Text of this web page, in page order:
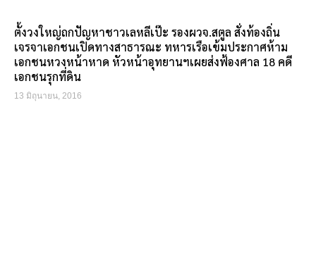
ตั้งวงใหญ่ถกปัญหาชาวเลหลีเป๊ะ รองผวจ.สตูล สั่งท้องถิ่น
เจรจาเอกชนเปิดทางสาธารณะ ทหารเรือเข้มประกาศห้าม
เอกชนหวงหน้าหาด หัวหน้าอุทยานฯเผยส่งฟ้องศาล 18 คดี
เอกชนรุกที่ดิน
13 มิถุนายน, 2016